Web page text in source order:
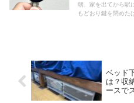
朝、家を出てから駅
もどおり鍵を閉めた
ベッド
は？収
ースで